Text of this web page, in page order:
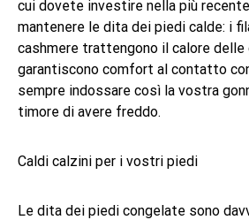
cui dovete investire nella più
mantenere le dita dei piedi calde: i
cashmere trattengono il calore delle
garantiscono comfort al contatto
sempre indossare così la vostra
timore di avere freddo.
Caldi calzini per i vostri piedi
Le dita dei piedi congelate sono